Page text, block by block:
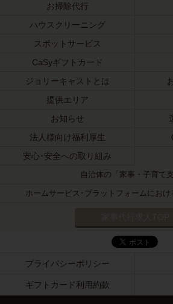
お掃除代行
ハウスクリーニング
スポットサービス
CaSyギフトカード
ジョリーキャストとは
提供エリア
お知らせ
法人様向け福利厚生
安心･安全への取り組み
自治体の「家事・子育て支
ホームサービス･プラットフォームにお
プライバシーポリシー
ギフトカード利用約款